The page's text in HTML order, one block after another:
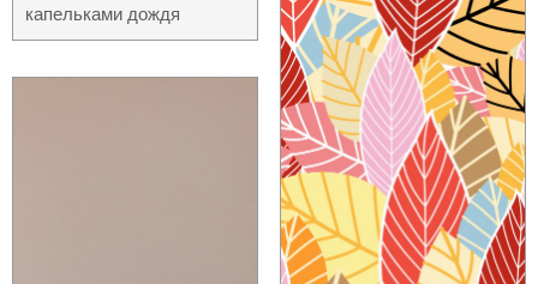
капельками дождя